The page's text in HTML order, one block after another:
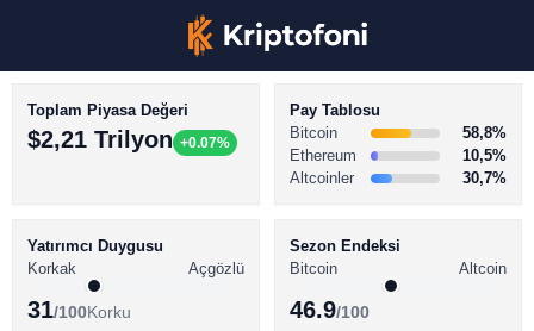
BİTCOİN HABERLERİ
ALTCOİN HABERLERİ
Toplam Piyasa Değeri
$2,21 Trilyon +0.07%
Pay Tablosu
Bitcoin
58,8%
Ethereum
10,5%
Altcoinler
30,7%
Yatırımcı Duygusu
Korkak
Açgözlü
31/100Korku
Sezon Endeksi
Bitcoin
Altcoin
46.9/100